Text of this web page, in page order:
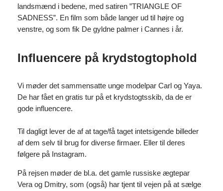
landsmænd i bedene, med satiren ”TRIANGLE OF
SADNESS”. En film som både langer ud til højre og
venstre, og som fik De gyldne palmer i Cannes i år.
Influencere på krydstogtophold
Vi møder det sammensatte unge modelpar Carl og Yaya.
De har fået en gratis tur på et krydstogtsskib, da de er
gode influencere.
Til dagligt lever de af at tage/få taget intetsigende billeder
af dem selv til brug for diverse firmaer. Eller til deres
følgere på Instagram.
På rejsen møder de bl.a. det gamle russiske ægtepar
Vera og Dmitry, som (også) har tjent til vejen på at sælge